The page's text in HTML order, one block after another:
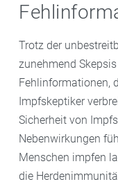
Trotz der
zunehmend
Fehlinformationen,
Impfskeptiker
Sicherheit von
Nebenwirkungen
Menschen impfen
die